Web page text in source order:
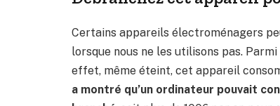
Certains appareils électroménagers
lorsque nous ne les utilisons pas.
effet, même éteint, cet appareil
a montré qu’un ordinateur pouvait